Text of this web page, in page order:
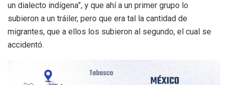
un dialecto indígena”, y que ahí a un primer grupo lo
subieron a un tráiler, pero que era tal la cantidad de
migrantes, que a ellos los subieron al segundo, el cual se
accidentó.